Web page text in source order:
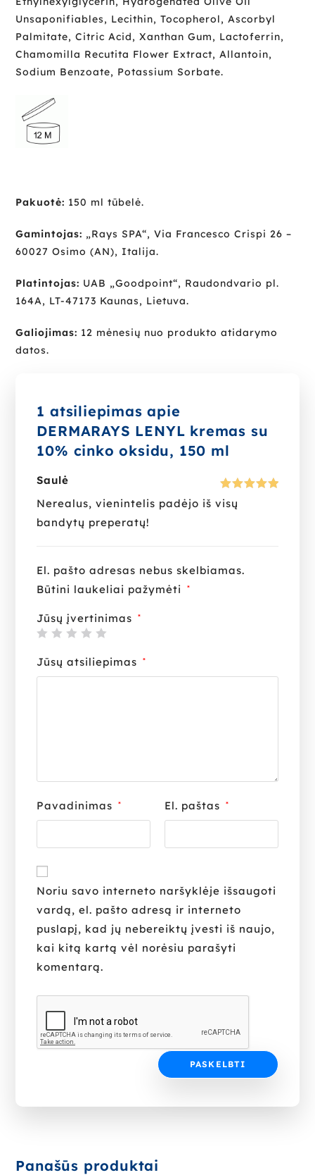
Unsaponifiables, Lecithin, Tocopherol, Ascorbyl
Palmitate, Citric Acid, Xanthan Gum, Lactoferrin,
Chamomilla Recutita Flower Extract, Allantoin,
Sodium Benzoate, Potassium Sorbate.
Pakuotė: 150 ml tūbelė.
Gamintojas: „Rays SPA“, Via Francesco Crispi 26 –
60027 Osimo (AN), Italija.
Platintojas: UAB „Goodpoint“, Raudondvario pl.
164A, LT-47173 Kaunas, Lietuva.
Galiojimas: 12 mėnesių nuo produkto atidarymo
datos.
1 atsiliepimas apie
DERMARAYS LENYL kremas su
10% cinko oksidu, 150 ml
Įvertinima
Saulė
Nerealus, vienintelis padėjo iš visų
bandytų preperatų!
El. pašto adresas nebus skelbiamas.
Būtini laukeliai pažymėti
*
Jūsų įvertinimas *
Jūsų atsiliepimas *
Pavadinimas * El. paštas *
Noriu savo interneto naršyklėje išsaugoti
vardą, el. pašto adresą ir interneto
puslapį, kad jų nebereiktų įvesti iš naujo,
kai kitą kartą vėl norėsiu parašyti
komentarą.
Panašūs produktai